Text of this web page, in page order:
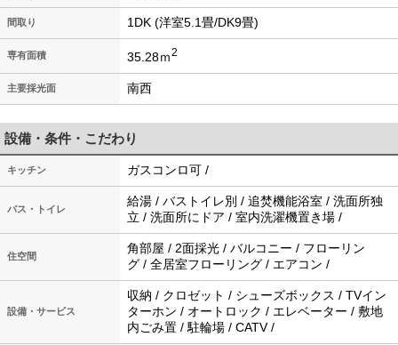
間取り 1DK (洋室5.1畳/DK9畳)
専有面積 35.28ｍ2
主要採光面 南西
設備・条件・こだわり
キッチン ガスコンロ可 /
バス・トイレ
給湯 / バストイレ別 / 追焚機能浴室 / 洗面所独
立 / 洗面所にドア / 室内洗濯機置き場 /
住空間
角部屋 / 2面採光 / バルコニー / フローリン
グ / 全居室フローリング / エアコン /
設備・サービス
収納 / クロゼット / シューズボックス / TVイン
ターホン / オートロック / エレベーター / 敷地
内ごみ置 / 駐輪場 / CATV /